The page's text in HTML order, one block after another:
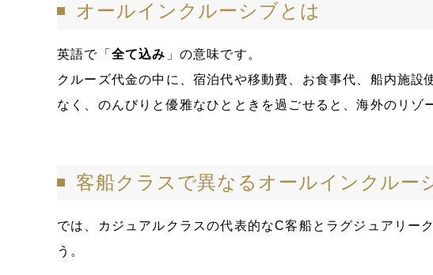
オールインクルーシブとは
英語で「 全て込み 」の意味です。
クルーズ代金の中に、宿泊代や移動費、お食事代、船内施
なく、のんびりと優雅なひとときを過ごせると、海外のリゾ
客船クラスで異なるオールインクルー
では、カジュアルクラスの代表的なC客船とラグジュアリー
う。